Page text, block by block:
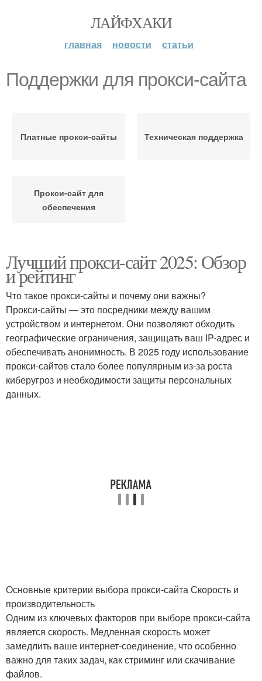
ЛАЙФХАКИ
главная новости статьи
Поддержки для прокси-сайта
Платные прокси-сайты Техническая поддержка
Прокси-сайт для
обеспечения
Лучший прокси-сайт 2025: Обзор
и рейтинг
Что такое прокси-сайты и почему они важны?
Прокси-сайты — это посредники между вашим
устройством и интернетом. Они позволяют обходить
географические ограничения, защищать ваш IP-адрес и
обеспечивать анонимность. В 2025 году использование
прокси-сайтов стало более популярным из-за роста
киберугроз и необходимости защиты персональных
данных.
Основные критерии выбора прокси-сайта Скорость и
производительность
Одним из ключевых факторов при выборе прокси-сайта
является скорость. Медленная скорость может
замедлить ваше интернет-соединение, что особенно
важно для таких задач, как стриминг или скачивание
файлов.